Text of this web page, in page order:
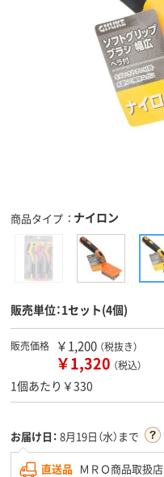
商品タイプ ナイロン
販売単位：1セット(4個)
販売価格 ￥1,200 （税抜き）
￥1,320 （税込）
1個あたり￥330
お届け日： 8月19日（水）まで
直送品 ＭＲＯ商品取扱店